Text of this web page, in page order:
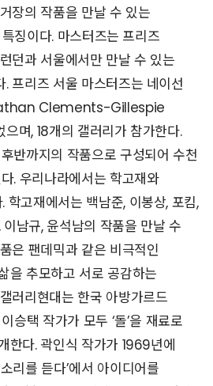
장의 작품을 만날 수 있는
징이다. 마스터즈는 프리즈
던과 서울에서만 만날 수 있는
프리즈 서울 마스터즈는 네이선
Clements-Gillespie
며, 18개의 갤러리가 참가한다.
반까지의 작품으로 구성되어 수천
. 우리나라에서는 학고재와
학고재에서는 백남준, 이봉상, 포킴,
남규, 윤석남의 작품을 만날 수
은 팬데믹과 같은 비극적인
을 추모하고 서로 공감하는
러리현대는 한국 아방가르드
승택 작가가 모두 ‘돌’을 재료로
한다. 곽인식 작가가 1969년에
리를 듣다’에서 아이디어를